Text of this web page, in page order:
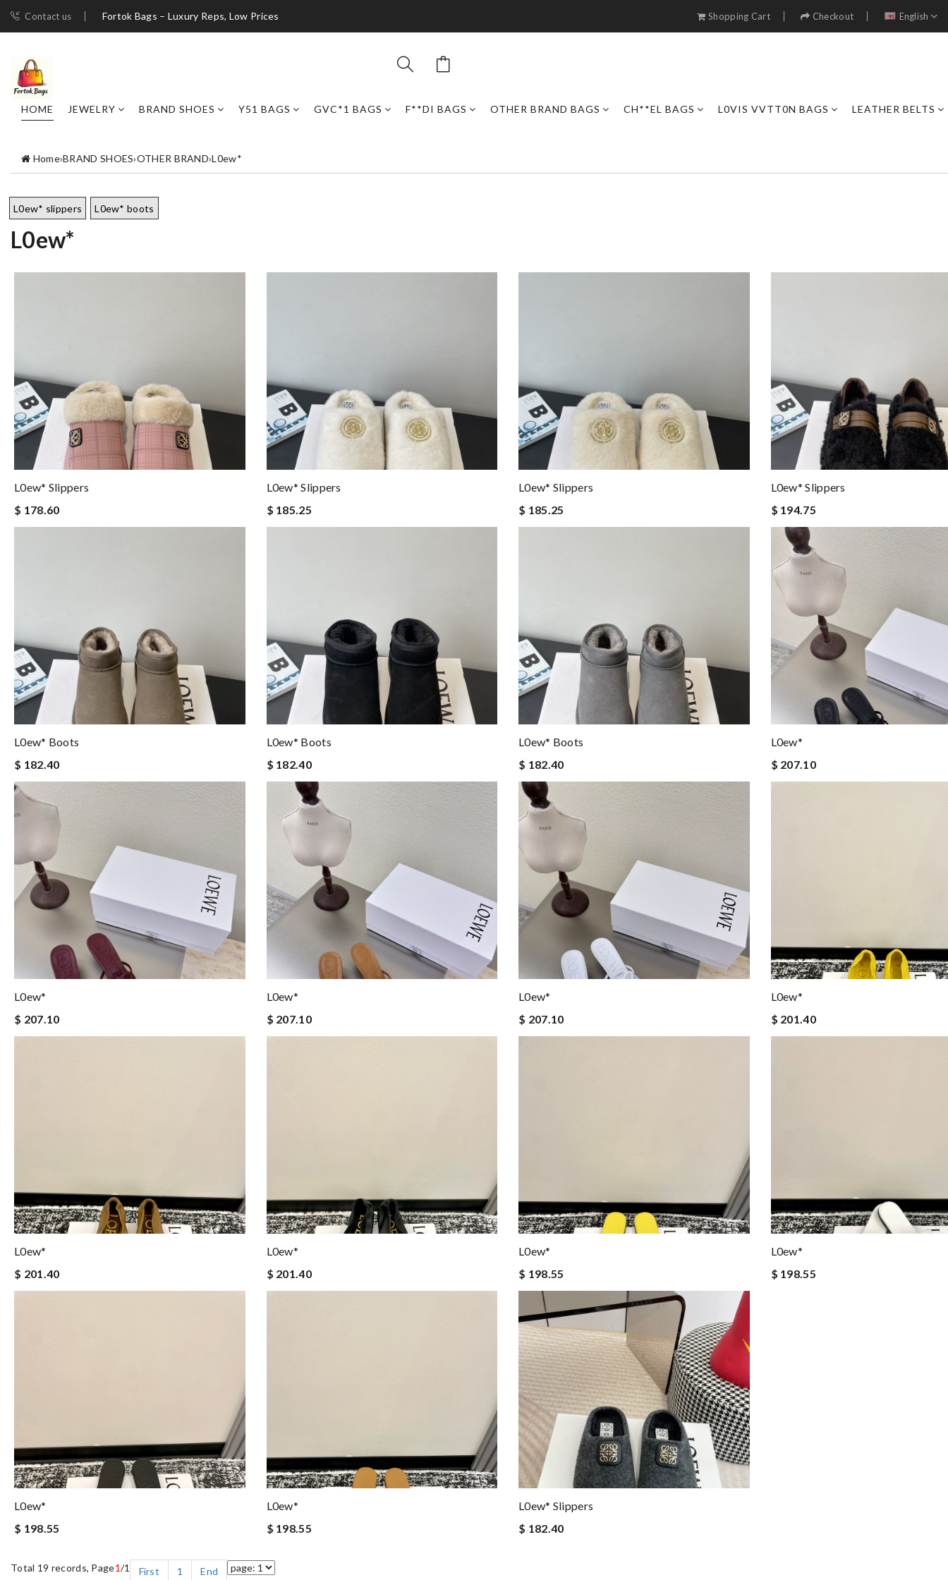
Contact us Fortok Bags – Luxury Reps, Low Prices Shopping Cart Checkout English
HOME JEWELRY BRAND SHOES Y51 BAGS GVC*1 BAGS F**DI BAGS OTHER BRAND BAGS CH**EL BAGS L0VIS VVTT0N BAGS LEATHER BELTS
Home›BRAND SHOES›OTHER BRAND›L0ew*
L0ew* slippers L0ew* boots
L0ew*
L0ew* Slippers
$ 178.60
L0ew* Slippers
$ 185.25
L0ew* Slippers
$ 185.25
L0ew* Slippers
$ 194.75
L0ew* Boots
$ 182.40
L0ew* Boots
$ 182.40
L0ew* Boots
$ 182.40
L0ew*
$ 207.10
L0ew*
$ 207.10
L0ew*
$ 207.10
L0ew*
$ 207.10
L0ew*
$ 201.40
L0ew*
$ 201.40
L0ew*
$ 201.40
L0ew*
$ 198.55
L0ew*
$ 198.55
L0ew*
$ 198.55
L0ew*
$ 198.55
L0ew* Slippers
$ 182.40
Total 19 records, Page1/1 First 1 End